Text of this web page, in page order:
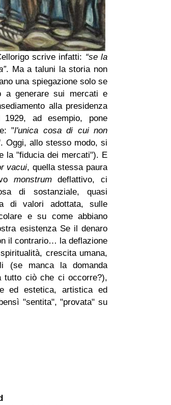
scrive infatti: “se la
. Ma a taluni la storia non
una spiegazione solo se
a generare sui mercati e
alla presidenza
ad esempio, pone
"l'unica cosa di cui non
Oggi, allo stesso modo, si
la "fiducia dei mercati"). E
vacui, quella stessa paura
monstrumdeflattivo, ci
di sostanziale, quasi
di valori adottata, sulle
e su come abbiano
esistenza Se il denaro
il contrario… la deflazione
crescita umana,
(se manca la domanda
tutto ciò che ci occorre?),
ed estetica, artistica ed
"sentita", "provata" su